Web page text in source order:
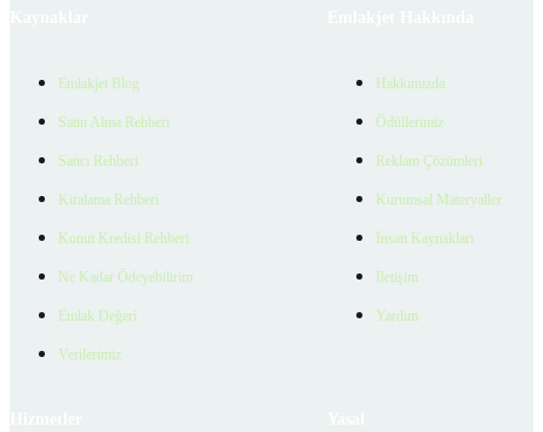
Emlakjet Blog
Satın Alma Rehberi
Satıcı Rehberi
Kiralama Rehberi
Konut Kredisi Rehberi
Ne Kadar Ödeyebilirim
Emlak Değeri
Verilerimiz
Hakkımızda
Ödüllerimiz
Reklam Çözümleri
Kurumsal Materyaller
İnsan Kaynakları
İletişim
Yardım